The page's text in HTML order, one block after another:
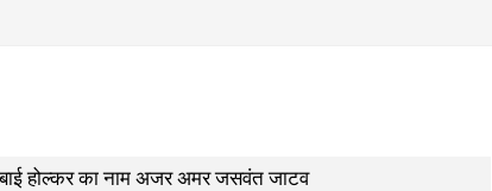
होल्कर का नाम अजर अमर जसवंत जाटव